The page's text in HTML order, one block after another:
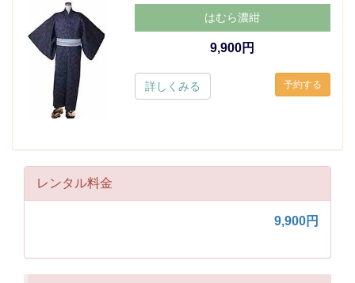
はむら濃紺
9,900円
詳しくみる
レンタル料金
9,900円